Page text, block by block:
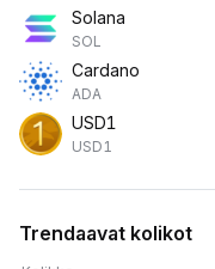
Solana
SOL
Cardano
ADA
USD1
USD1
Trendaavat kolikot